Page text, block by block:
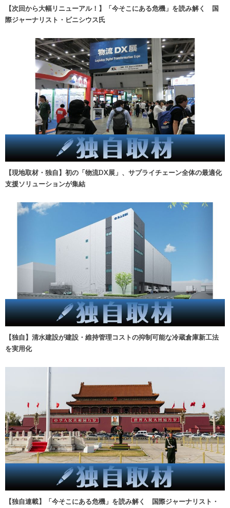
【次回から大幅リニューアル！】「今そこにある危機」を読み解く 国
際ジャーナリスト・ビニシウス氏
【現地取材・独自】初の「物流DX展」、サプライチェーン全体の最適化
支援ソリューションが集結
【独自】清水建設が建設・維持管理コストの抑制可能な冷蔵倉庫新工法
を実用化
【独自連載】「今そこにある危機」を読み解く 国際ジャーナリスト・